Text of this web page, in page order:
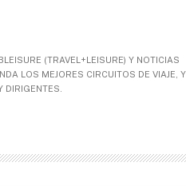
(TRAVEL+LEISURE) Y NOTICIAS
LOS MEJORES CIRCUITOS DE VIAJE,
DIRIGENTES.